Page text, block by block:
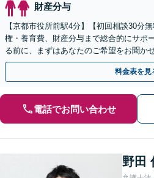
財産分与
【京都市役所前駅4分】【初回相談30分
権・養育費、財産分与まで総合的にサポ
る前に、まずはあなたのご希望をお聞か
問い合わせいただけるので、最短即日対
料金表を見
電話でお問い合わせ
野田